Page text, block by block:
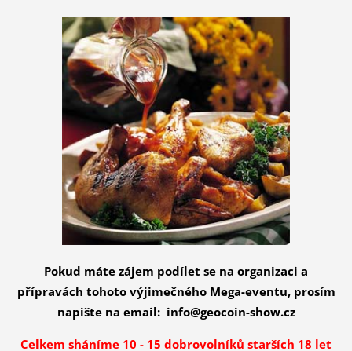
Pokud máte zájem podílet se na organizaci a
přípravách tohoto výjimečného Mega-eventu, prosím
napište na email: info@geocoin-show.cz
Celkem sháníme 10 - 15 dobrovolníků starších 18 let